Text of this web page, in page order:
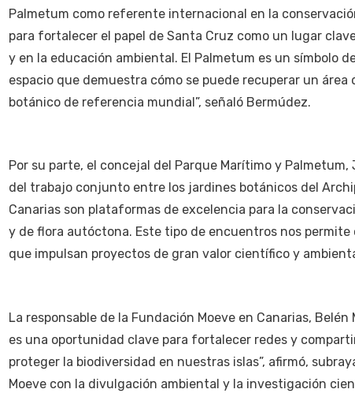
Palmetum como referente internacional en la
para fortalecer el papel de Santa Cruz como un lugar
y en la educación ambiental. El Palmetum es un símbolo
espacio que demuestra cómo se puede recuperar un
botánico de referencia mundial”, señaló Bermúdez.
Por su parte, el concejal del Parque Marítimo y
del trabajo conjunto entre los jardines botánicos del
Canarias son plataformas de excelencia para la
y de flora autóctona. Este tipo de encuentros nos
que impulsan proyectos de gran valor científico y
La responsable de la Fundación Moeve en Canarias,
es una oportunidad clave para fortalecer redes y
proteger la biodiversidad en nuestras islas”, afirmó,
Moeve con la divulgación ambiental y la investigación